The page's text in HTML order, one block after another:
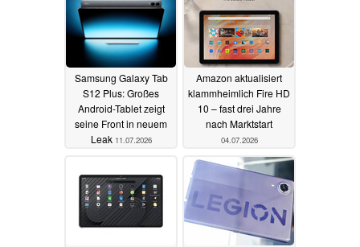
Samsung Galaxy Tab
S12 Plus: Großes
Android-Tablet zeigt
seine Front in neuem
Leak 11.07.2026
Amazon aktualisiert
klammheimlich Fire HD
10 – fast drei Jahre
nach Marktstart
04.07.2026